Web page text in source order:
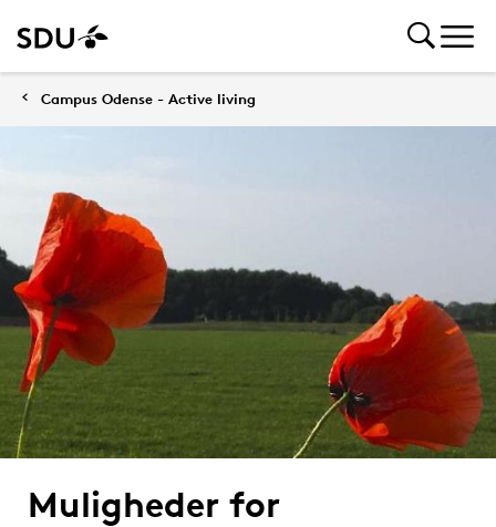
Campus Odense - Active living
Muligheder for